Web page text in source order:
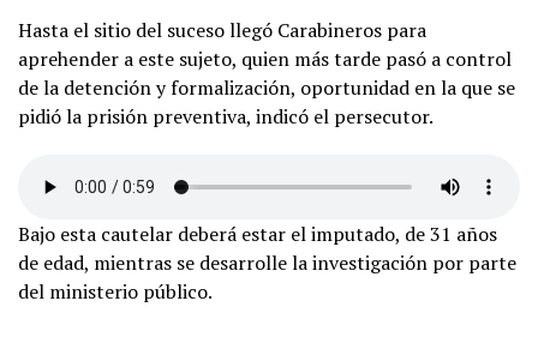
Hasta el sitio del suceso llegó Carabineros para
aprehender a este sujeto, quien más tarde pasó a control
de la detención y formalización, oportunidad en la que se
pidió la prisión preventiva, indicó el persecutor.
Bajo esta cautelar deberá estar el imputado, de 31 años
de edad, mientras se desarrolle la investigación por parte
del ministerio público.